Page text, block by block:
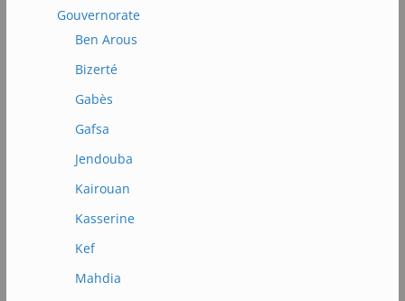
Gouvernorate
Ben Arous
Bizerté
Gabès
Gafsa
Jendouba
Kairouan
Kasserine
Kef
Mahdia